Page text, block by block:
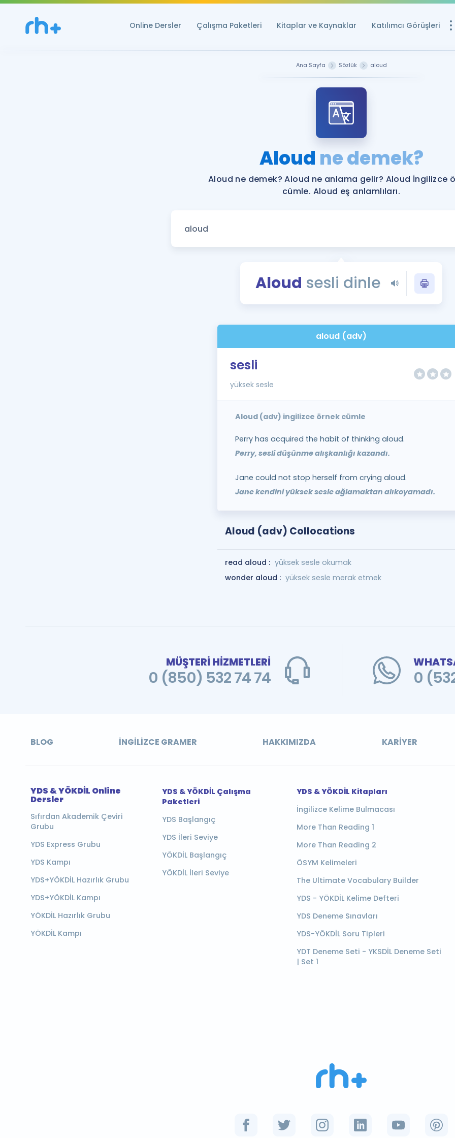
Online Dersler Çalışma Paketleri Kitaplar ve Kaynaklar Katılımcı Görüşleri
YDS ve YÖKDİL
Rehberlik Aracı
YDS ve YÖKDİL'e
Tüm ÖSYM
YDS - YÖKDİL
İngilizce Gramer
Ana Sayfa Sözlük aloud
Aloud ne demek?
Aloud ne demek? Aloud ne anlama gelir? Aloud İngilizce
cümle. Aloud eş anlamlıları.
Aloud sesli dinle
aloud (adv)
sesli
yüksek sesle
Aloud (adv) ingilizce örnek cümle
Perry has acquired the habit of thinking aloud.
Perry, sesli düşünme alışkanlığı kazandı.
Jane could not stop herself from crying aloud.
Jane kendini yüksek sesle ağlamaktan alıkoyamadı.
Aloud (adv) Collocations
read aloud : yüksek sesle okumak
wonder aloud : yüksek sesle merak etmek
MÜŞTERİ HİZMETLERİ
0 (850) 532 74 74 0
BLOG İNGILIZCE GRAMER HAKKIMIZDA KARIYER
YDS & YÖKDİL Online
Dersler
Sıfırdan Akademik Çeviri
Grubu
YDS Express Grubu
YDS Kampı
YDS+YÖKDİL Hazırlık Grubu
YDS+YÖKDİL Kampı
YÖKDİL Hazırlık Grubu
YÖKDİL Kampı
YDS & YÖKDİL Çalışma
Paketleri
YDS Başlangıç
YDS İleri Seviye
YÖKDİL Başlangıç
YÖKDİL İleri Seviye
YDS & YÖKDİL Kitapları
İngilizce Kelime Bulmacası
More Than Reading 1
More Than Reading 2
ÖSYM Kelimeleri
The Ultimate Vocabulary Builder
YDS - YÖKDİL Kelime Defteri
YDS Deneme Sınavları
YDS-YÖKDİL Soru Tipleri
YDT Deneme Seti - YKSDİL Deneme Seti
| Set 1